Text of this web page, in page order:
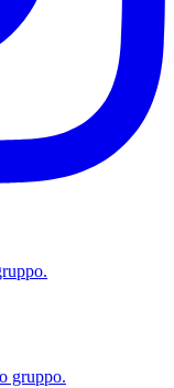
gruppo.